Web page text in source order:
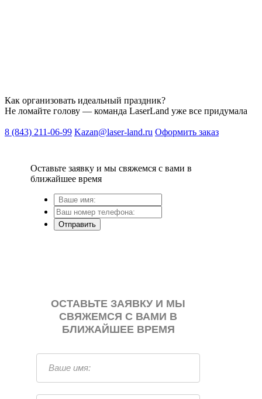
Как организовать идеальный праздник?
Не ломайте голову — команда LaserLand уже все придумала
8 (843) 211-06-99 Kazan@laser-land.ru Оформить заказ
Оставьте заявку и мы свяжемся с вами в
ближайшее время
Отправить